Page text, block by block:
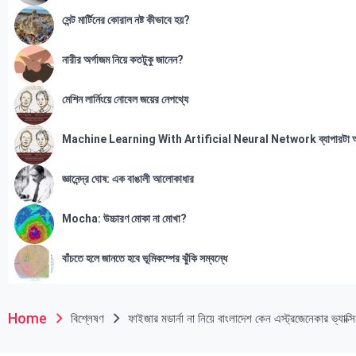
সেন্ট মার্টিনের কোরাল নষ্ট কীভাবে হয়?
নারীর অর্গাজম নিয়ে কতটুকু জানেন?
মেশিন লার্নিংয়ে নোবেল জয়ের নেপথ্যে
Machine Learning With Artificial Neural Network ব্যাপারটা
জ্ঞানেন্দ্র ঘোষ: এক বাঙালী আলোকাধার
Mocha: উচ্চারণ মোকা না মোখা?
বাঁচতে হলে জানতে হবে ভূমিকম্পের ঝুঁকি সম্বন্ধে
Home বিশ্লেষণ ফাইজার মডার্না না নিয়ে বাংলাদেশ কেন এস্ট্রজেনেকার